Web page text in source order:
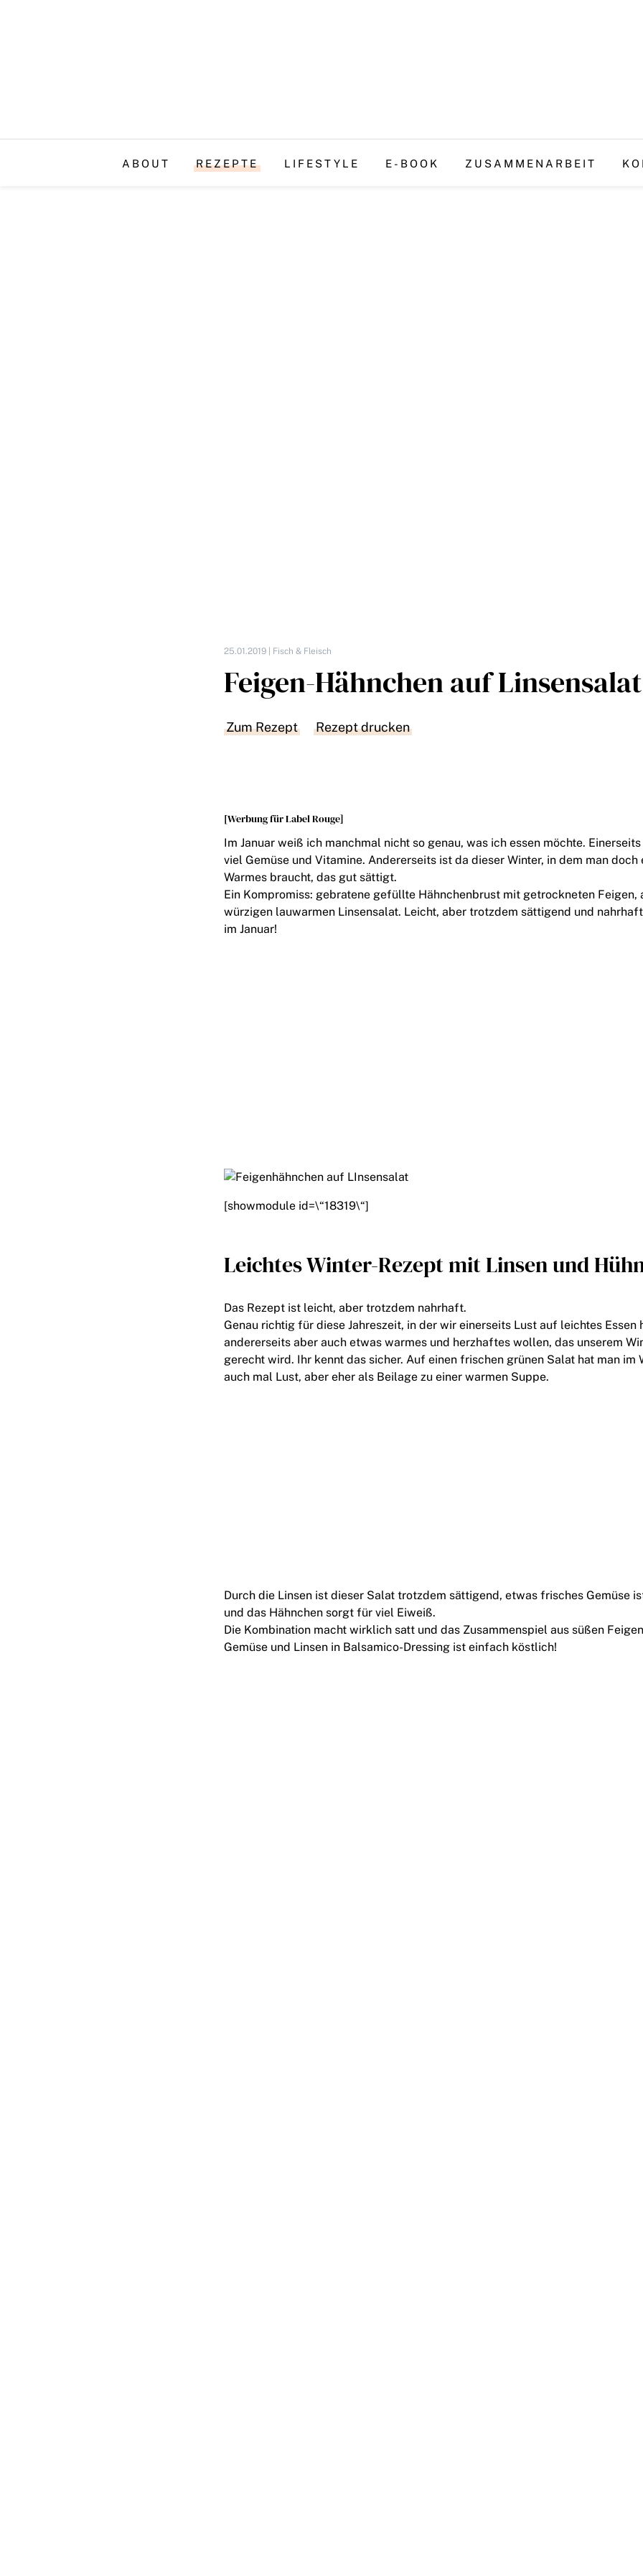
ABOUT REZEPTE LIFESTYLE E-BOOK ZUSAMMENARBEIT
25.01.2019 | Fisch & Fleisch
Feigen-Hähnchen auf Linsensalat
Zum Rezept Rezept drucken
[Werbung für Label Rouge]
Im Januar weiß ich manchmal nicht so genau, was ich essen möchte.
viel Gemüse und Vitamine. Andererseits ist da dieser Winter, in dem man doch
Warmes braucht, das gut sättigt.
Ein Kompromiss: gebratene gefüllte Hähnchenbrust mit getrockneten Feigen,
würzigen lauwarmen Linsensalat. Leicht, aber trotzdem sättigend und
im Januar!
[showmodule id=\“18319\“]
Leichtes Winter-Rezept mit Linsen und
Das Rezept ist leicht, aber trotzdem nahrhaft.
Genau richtig für diese Jahreszeit, in der wir einerseits Lust auf leichtes Essen
andererseits aber auch etwas warmes und herzhaftes wollen, das unserem
gerecht wird. Ihr kennt das sicher. Auf einen frischen grünen Salat hat man im
auch mal Lust, aber eher als Beilage zu einer warmen Suppe.
Durch die Linsen ist dieser Salat trotzdem sättigend, etwas frisches Gemüse
und das Hähnchen sorgt für viel Eiweiß.
Die Kombination macht wirklich satt und das Zusammenspiel aus süßen
Gemüse und Linsen in Balsamico-Dressing ist einfach köstlich!